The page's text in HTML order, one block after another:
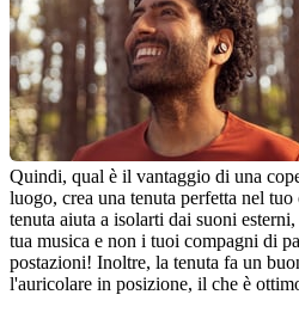
Quindi, qual è il vantaggio di una
luogo, crea una tenuta perfetta nel
tenuta aiuta a isolarti dai suoni
tua musica e non i tuoi compagni di
postazioni! Inoltre, la tenuta fa un
l'auricolare in posizione, il che è